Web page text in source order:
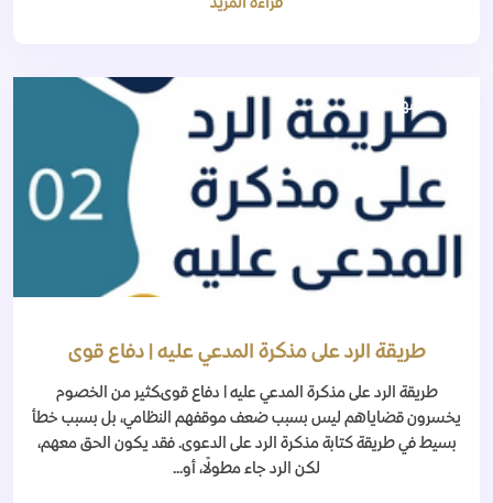
قراءة المزيد
طريقة الرد على مذكرة المدعي عليه | دفاع قوى
طريقة الرد على مذكرة المدعي عليه | دفاع قوىكثير من الخصوم
يخسرون قضاياهم ليس بسبب ضعف موقفهم النظامي، بل بسبب خطأ
بسيط في طريقة كتابة مذكرة الرد على الدعوى. فقد يكون الحق معهم،
لكن الرد جاء مطولًا، أو...